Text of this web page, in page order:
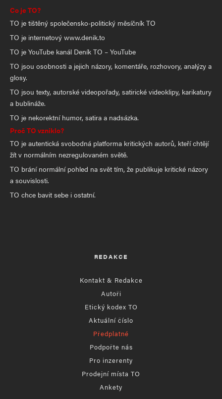
Co je TO?
TO je tištěný společensko-politický měsíčník TO
TO je internetový www.denik.to
TO je YouTube kanál Deník TO – YouTube
TO jsou osobnosti a jejich názory, komentáře, rozhovory, analýzy a
glosy.
TO jsou texty, autorské videopořady, satirické videoklipy, karikatury
a bublináže.
TO je nekorektní humor, satira a nadsázka.
Proč TO vzniklo?
TO je autentická svobodná platforma kritických autorů, kteří chtějí
žít v normálním nezregulovaném světě.
TO brání normální pohled na svět tím, že publikuje kritické názory
a souvislosti.
TO chce bavit sebe i ostatní.
REDAKCE
Kontakt & Redakce
Autoři
Etický kodex TO
Aktuální číslo
Předplatné
Podpořte nás
Pro inzerenty
Prodejní místa TO
Ankety